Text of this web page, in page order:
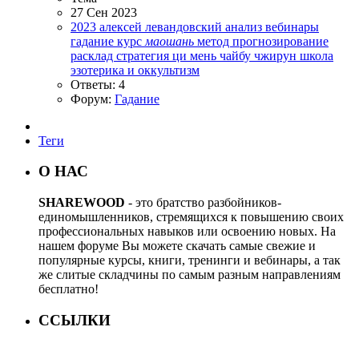
27 Сен 2023
2023 алексей левандовский анализ вебинары
гадание курс маошань метод прогнозирование
расклад стратегия ци мень чайбу чжирун школа
эзотерика и оккультизм
Ответы: 4
Форум: Гадание
Теги
О НАС
SHAREWOOD - это братство разбойников-
единомышленников, стремящихся к повышению своих
профессиональных навыков или освоению новых. На
нашем форуме Вы можете скачать самые свежие и
популярные курсы, книги, тренинги и вебинары, а так
же слитые складчины по самым разным направлениям
бесплатно!
ССЫЛКИ